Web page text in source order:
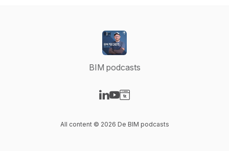
BIM podcasts
All content © 2026 De BIM podcasts